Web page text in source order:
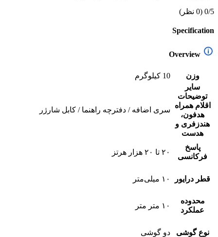
0/5 (0 نظر)
Specification
Overview
وزن
10 کیلوگرم
سایر
توضیحات
اقلام همراه
هدفون،
هندزفری و
هدست
سری اضافه / دفترچه راهنما / کابل شارژر
پاسخ
فرکانسی
۲۰ تا ۲۰ هزار هرتز
قطر درایور ۱۰ میلی‌متر
محدوده
عملکرد
۱۰ متر متر
نوع گوشی دو گوشی